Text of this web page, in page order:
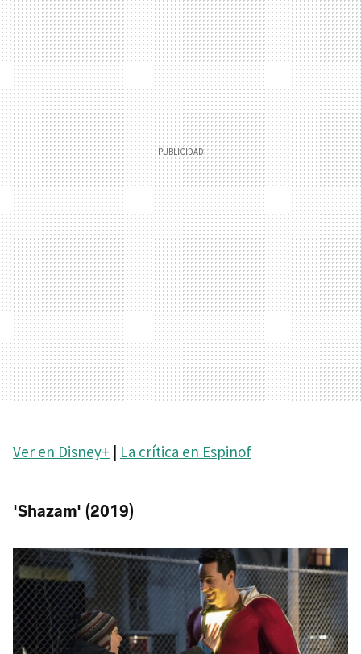
Ver en Disney+ | La crítica en Espinof
'Shazam' (2019)